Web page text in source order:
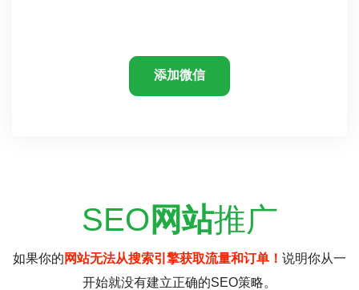
添加微信
SEO 网站推广
如果你的 网站无法从搜索引擎获取流量和订单！ 说明你从一
开始就没有建立正确的SEO策略。